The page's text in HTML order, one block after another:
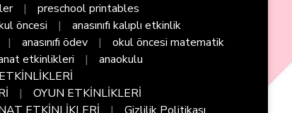
preschool printables
öncesi
anasınıfı kalıplı etkinlik
anasınıfı ödev
okul öncesi matematik
etkinlikleri
anaokulu
OYUN ETKİNLİKLERİ